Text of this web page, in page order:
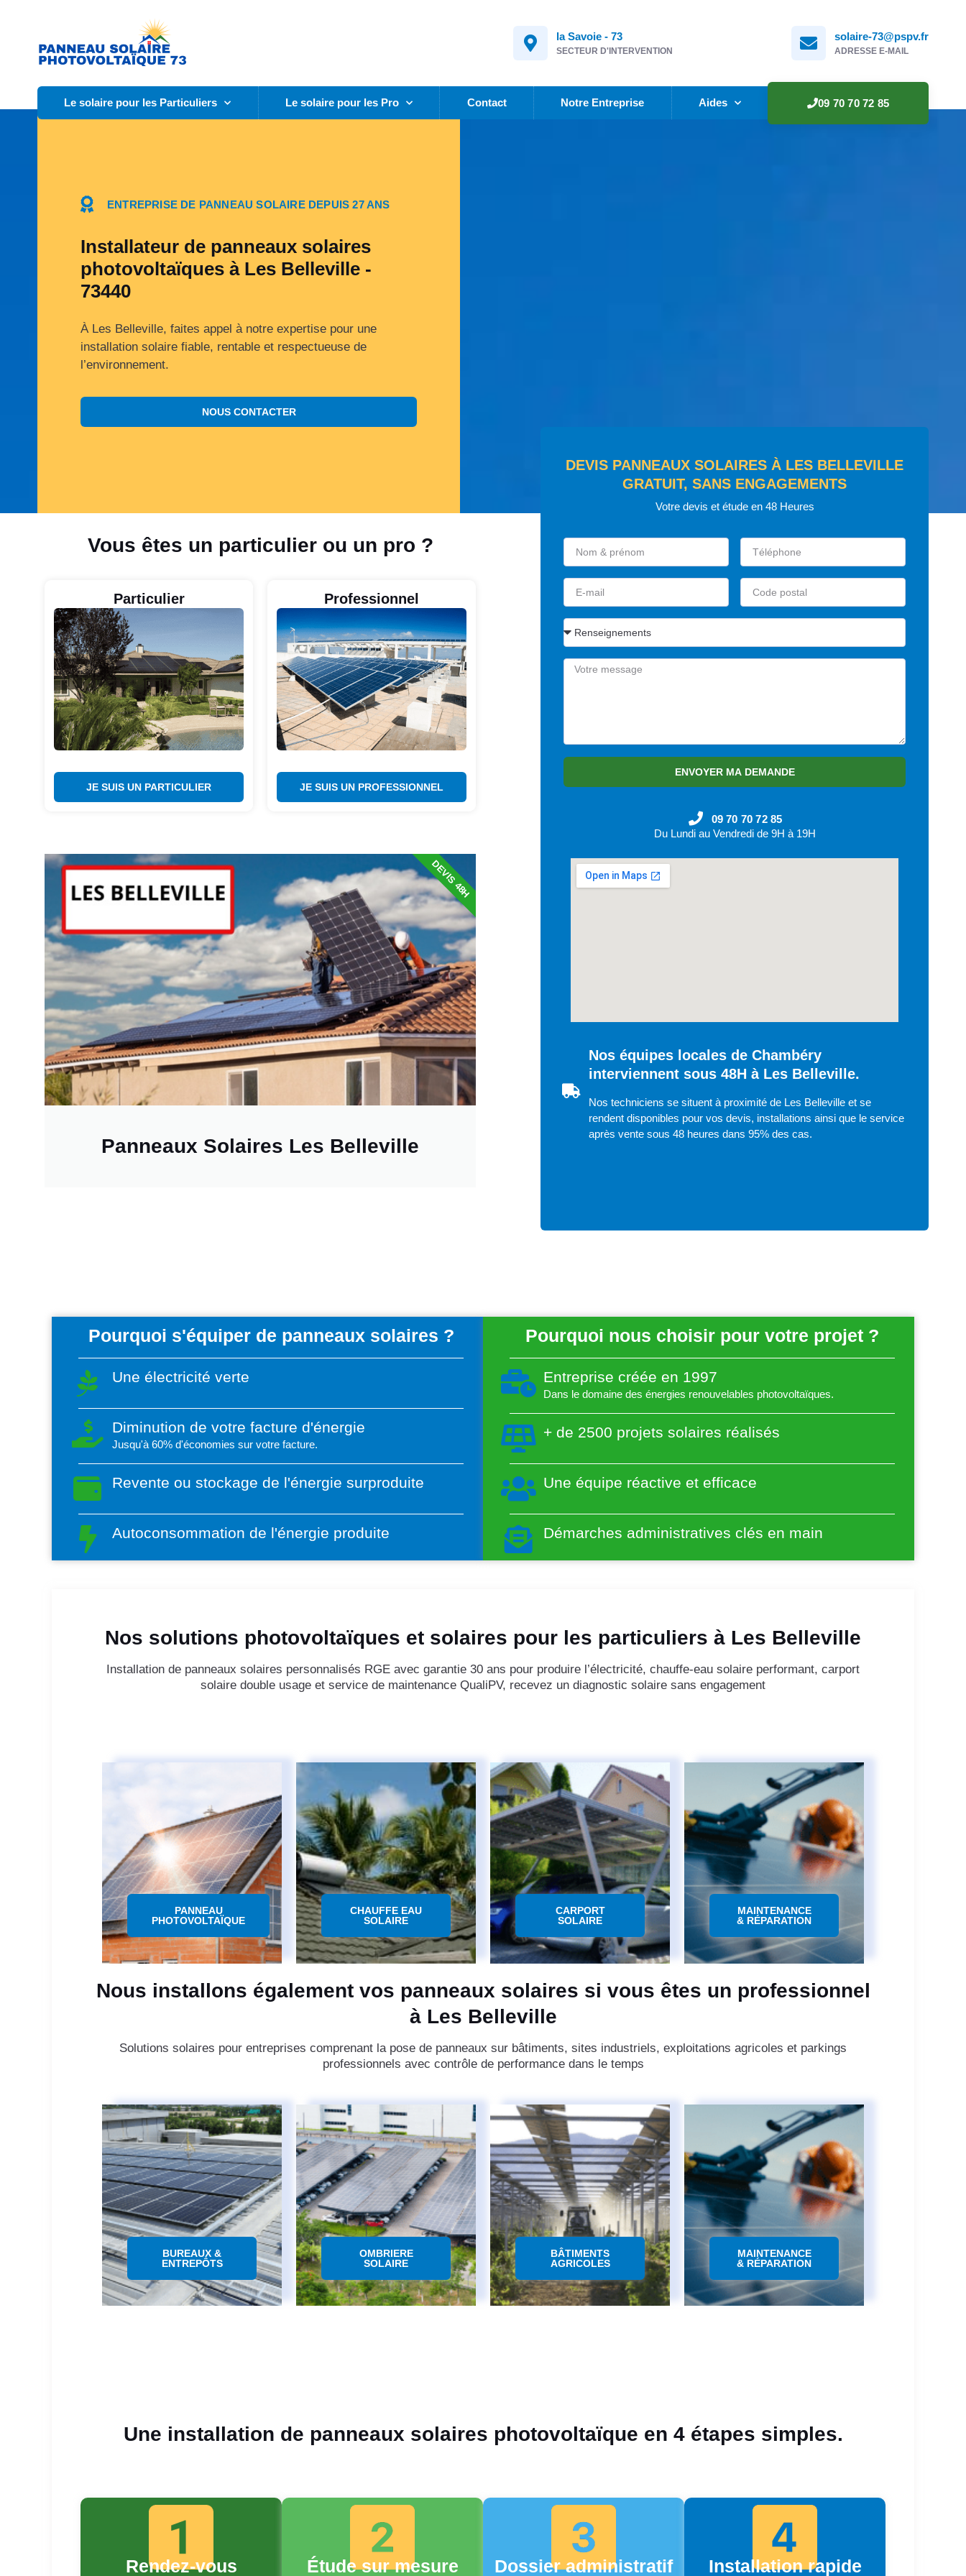
la Savoie - 73
SECTEUR D'INTERVENTION
solaire-73@pspv.fr
ADRESSE E-MAIL
Le solaire pour les Particuliers Le solaire pour les Pro Contact Notre Entreprise Aides 09 70 70 72 85
ENTREPRISE DE PANNEAU SOLAIRE DEPUIS 27 ANS
Installateur de panneaux solaires
photovoltaïques à Les Belleville -
73440
À Les Belleville, faites appel à notre expertise pour une
installation solaire fiable, rentable et respectueuse de
l’environnement.
NOUS CONTACTER
Vous êtes un particulier ou un pro ?
Particulier
JE SUIS UN PARTICULIER
Professionnel
JE SUIS UN PROFESSIONNEL
Panneaux Solaires Les Belleville
DEVIS 48H
DEVIS PANNEAUX SOLAIRES À LES BELLEVILLE
GRATUIT, SANS ENGAGEMENTS
Votre devis et étude en 48 Heures
ENVOYER MA DEMANDE
09 70 70 72 85
Du Lundi au Vendredi de 9H à 19H
Nos équipes locales de Chambéry
interviennent sous 48H à Les Belleville.
Nos techniciens se situent à proximité de Les Belleville et se
rendent disponibles pour vos devis, installations ainsi que le service
après vente sous 48 heures dans 95% des cas.
Pourquoi s'équiper de panneaux solaires ?
Une électricité verte
Diminution de votre facture d'énergie
Jusqu'à 60% d'économies sur votre facture.
Revente ou stockage de l'énergie surproduite
Autoconsommation de l'énergie produite
Pourquoi nous choisir pour votre projet ?
Entreprise créée en 1997
Dans le domaine des énergies renouvelables photovoltaïques.
+ de 2500 projets solaires réalisés
Une équipe réactive et efficace
Démarches administratives clés en main
Nos solutions photovoltaïques et solaires pour les particuliers à Les Belleville
Installation de panneaux solaires personnalisés RGE avec garantie 30 ans pour produire l’électricité, chauffe-eau solaire performant, carport
solaire double usage et service de maintenance QualiPV, recevez un diagnostic solaire sans engagement
PANNEAU
PHOTOVOLTAÏQUE
CHAUFFE EAU
SOLAIRE
CARPORT
SOLAIRE
MAINTENANCE
& RÉPARATION
Nous installons également vos panneaux solaires si vous êtes un professionnel
à Les Belleville
Solutions solaires pour entreprises comprenant la pose de panneaux sur bâtiments, sites industriels, exploitations agricoles et parkings
professionnels avec contrôle de performance dans le temps
BUREAUX &
ENTREPÔTS
OMBRIERE
SOLAIRE
BÂTIMENTS
AGRICOLES
MAINTENANCE
& RÉPARATION
Une installation de panneaux solaires photovoltaïque en 4 étapes simples.
Rendez-vous Étude sur mesure Dossier administratif Installation rapide